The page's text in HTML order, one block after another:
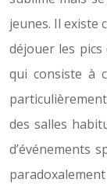
jeunes. Il existe
déjouer les
qui consiste à
des salles
d’événements